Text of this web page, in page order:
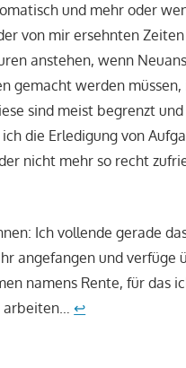
und mehr oder
von mir ersehnten
anstehen, wenn
gemacht werden
sind meist begrenzt
die Erledigung von
nicht mehr so recht
Ich vollende gerade
angefangen und verfüge
namens Rente, für das
arbeiten…↩